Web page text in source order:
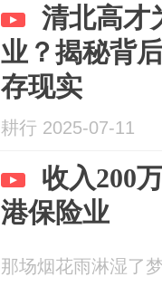
清北高才
业？揭秘背
存现实
耕行 2025-07-11
收入200
港保险业
那场烟花雨淋湿了